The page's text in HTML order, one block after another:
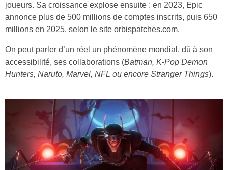
joueurs. Sa croissance explose ensuite : en 2023, Epic
annonce plus de 500 millions de comptes inscrits, puis 650
millions en 2025, selon le site orbispatches.com.
On peut parler d’un réel un phénomène mondial, dû à son
accessibilité, ses collaborations (Batman, K-Pop Demon
Hunters, Naruto, Marvel, NFL ou encore Stranger Things).